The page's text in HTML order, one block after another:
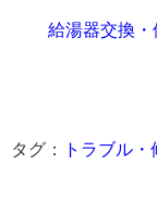
給湯器交換
タグ： トラブル・